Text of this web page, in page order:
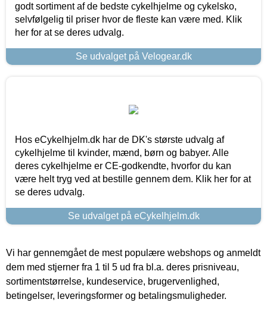
godt sortiment af de bedste cykelhjelme og cykelsko,
selvfølgelig til priser hvor de fleste kan være med. Klik
her for at se deres udvalg.
Se udvalget på Velogear.dk
Hos eCykelhjelm.dk har de DK's største udvalg af
cykelhjelme til kvinder, mænd, børn og babyer. Alle
deres cykelhjelme er CE-godkendte, hvorfor du kan
være helt tryg ved at bestille gennem dem. Klik her for at
se deres udvalg.
Se udvalget på eCykelhjelm.dk
Vi har gennemgået de mest populære webshops og anmeldt
dem med stjerner fra 1 til 5 ud fra bl.a. deres prisniveau,
sortimentstørrelse, kundeservice, brugervenlighed,
betingelser, leveringsformer og betalingsmuligheder.